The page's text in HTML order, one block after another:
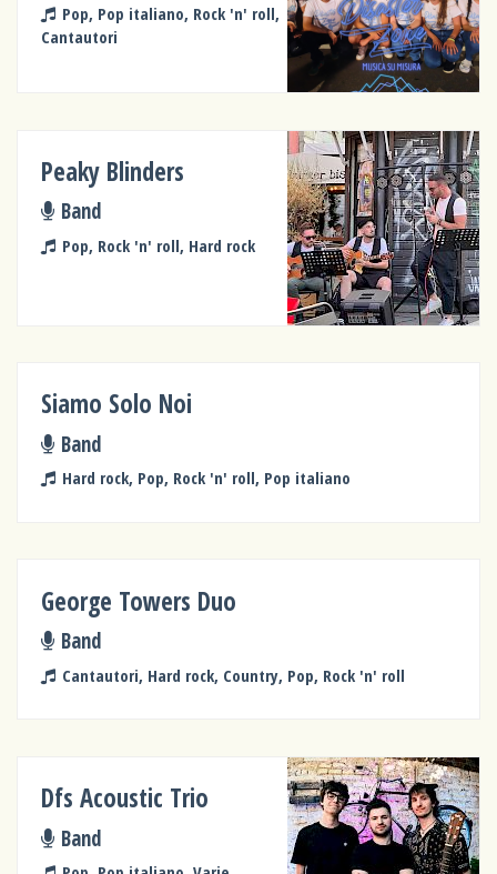
Pop, Pop italiano, Rock 'n' roll,
Cantautori
Peaky Blinders
Band
Pop, Rock 'n' roll, Hard rock
Siamo Solo Noi
Band
Hard rock, Pop, Rock 'n' roll, Pop italiano
George Towers Duo
Band
Cantautori, Hard rock, Country, Pop, Rock 'n' roll
Dfs Acoustic Trio
Band